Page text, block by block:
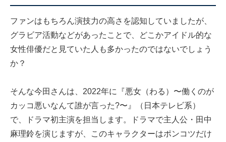
ファンはもちろん演技力の高さを認知していましたが、
グラビア活動などがあったことで、どこかアイドル的な
女性俳優だと見ていた人も多かったのではないでしょう
か？
そんな今田さんは、2022年に『悪女（わる）〜働くのが
カッコ悪いなんて誰が言った?〜』（日本テレビ系）
で、ドラマ初主演を担当します。ドラマで主人公・田中
麻理鈴を演じますが、このキャラクターはポンコツだけ